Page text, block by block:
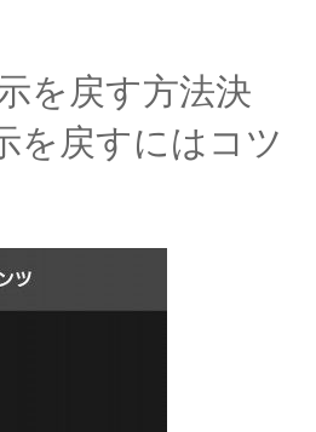
を戻す方法決
を戻すにはコツ